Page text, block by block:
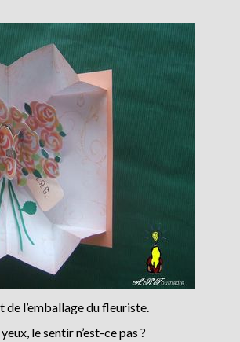
l’emballage du fleuriste.
le sentir n’est-ce pas ?